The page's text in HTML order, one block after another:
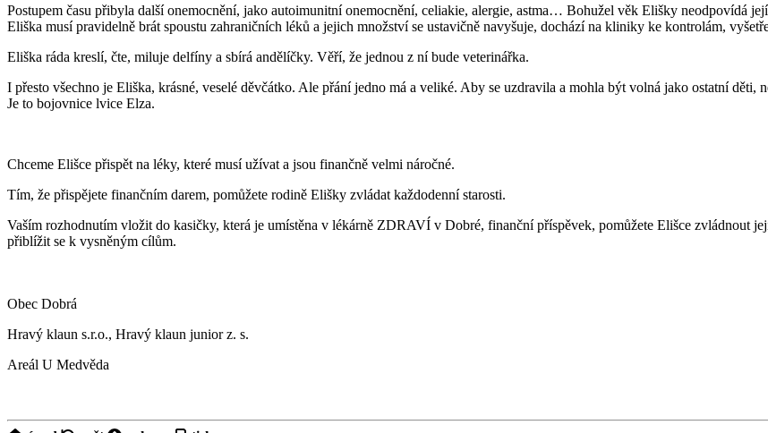
Postupem času přibyla další onemocnění, jako autoimunitní onemocnění, celiakie, alergie, astma… Bohužel věk Elišky neodpovídá
Eliška musí pravidelně brát spoustu zahraničních léků a jejich množství se ustavičně navyšuje, dochází na kliniky ke kontrolám,
Eliška ráda kreslí, čte, miluje delfíny a sbírá andělíčky. Věří, že jednou z ní bude veterinářka.
I přesto všechno je Eliška, krásné, veselé děvčátko. Ale přání jedno má a veliké. Aby se uzdravila a mohla být volná jako ostatní
Je to bojovnice lvice Elza.
Chceme Elišce přispět na léky, které musí užívat a jsou finančně velmi náročné.
Tím, že přispějete finančním darem, pomůžete rodině Elišky zvládat každodenní starosti.
Vaším rozhodnutím vložit do kasičky, která je umístěna v lékárně ZDRAVÍ v Dobré, finanční příspěvek, pomůžete Elišce zvládnout
přiblížit se k vysněným cílům.
Obec Dobrá
Hravý klaun s.r.o., Hravý klaun junior z. s.
Areál U Medvěda